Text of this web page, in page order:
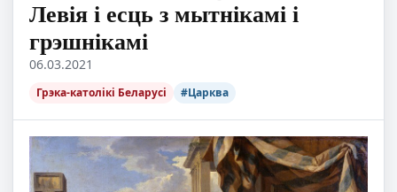
Левія і есць з мытнікамі і
грэшнікамі
06.03.2021
Грэка-католікі Беларусі #Царква